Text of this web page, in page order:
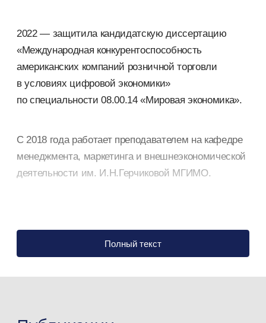
2022 — защитила кандидатскую диссертацию
«Международная конкурентоспособность
американских компаний розничной торговли
в условиях цифровой экономики»
по специальности 08.00.14 «Мировая экономика».
С 2018 года работает преподавателем на кафедре
менеджмента, маркетинга и внешнеэкономической
деятельности им. И.Н.Герчиковой МГИМО.
с 2017 года.
Стаж работы в МГИМО: с 2018 года.
Полный текст